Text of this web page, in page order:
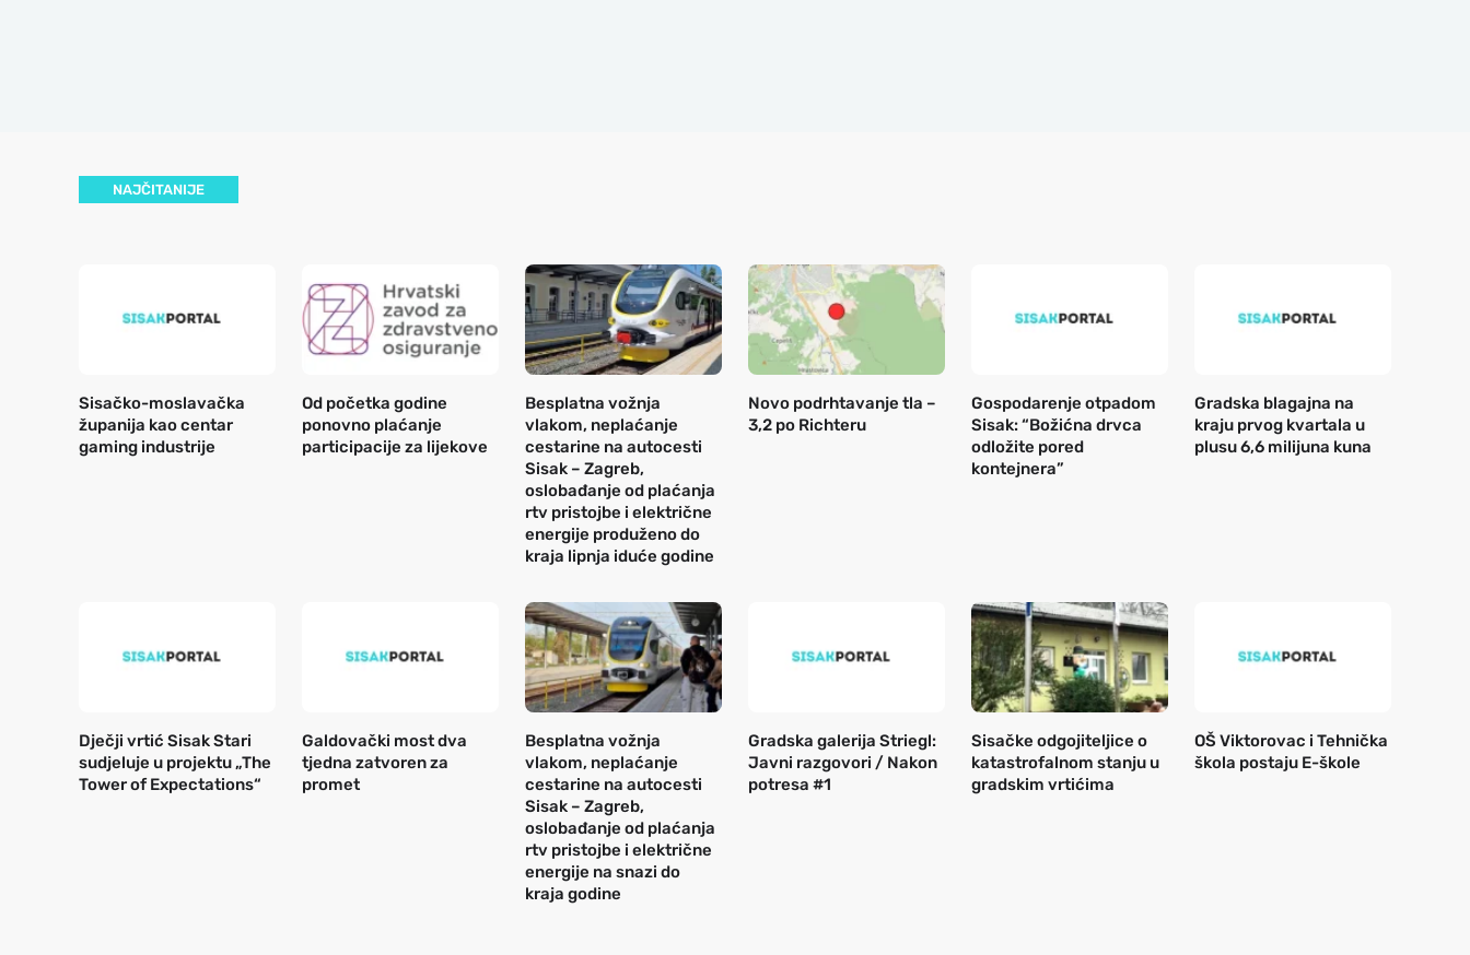
NAJČITANIJE
Sisačko-moslavačka
županija kao centar
gaming industrije
Od početka godine
ponovno plaćanje
participacije za lijekove
Besplatna vožnja
vlakom, neplaćanje
cestarine na autocesti
Sisak – Zagreb,
oslobađanje od plaćanja
rtv pristojbe i električne
energije produženo do
kraja lipnja iduće godine
Novo podrhtavanje tla –
3,2 po Richteru
Gospodarenje otpadom
Sisak: “Božićna drvca
odložite pored
kontejnera”
Gradska blagajna na
kraju prvog kvartala u
plusu 6,6 milijuna kuna
Dječji vrtić Sisak Stari
sudjeluje u projektu „The
Tower of Expectations“
Galdovački most dva
tjedna zatvoren za
promet
Besplatna vožnja
vlakom, neplaćanje
cestarine na autocesti
Sisak – Zagreb,
oslobađanje od plaćanja
rtv pristojbe i električne
energije na snazi do
kraja godine
Gradska galerija Striegl:
Javni razgovori / Nakon
potresa #1
Sisačke odgojiteljice o
katastrofalnom stanju u
gradskim vrtićima
OŠ Viktorovac i Tehnička
škola postaju E-škole